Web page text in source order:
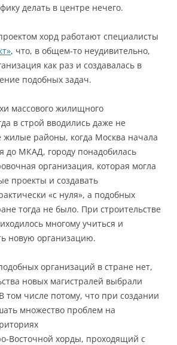
делать в центре нечего.
хорд работают специалисты
, что, в общем-то неудивительно,
как раз и создавалась в
подобных задач.
массового жилищного
в строй вводились даже не
жилые районы, когда Москва начала
до МКАД, городу понадобилась
организация, которая могла
проекты и создавать
«с нуля», а подобных
тогда не было. При строительстве
многому учиться и
новую организацию.
организаций в стране нет,
новых магистралей выбрали
том числе потому, что при создании
множество проблем на
Восточной хорды, проходящий с